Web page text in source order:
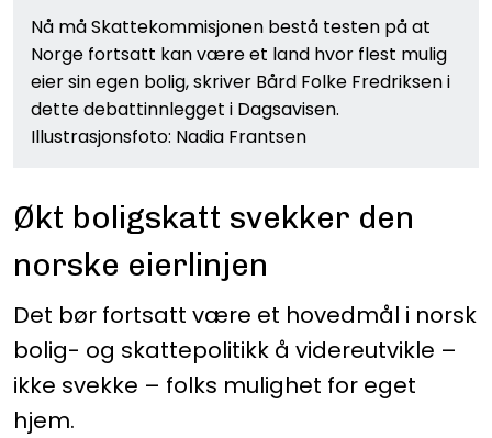
Nå må Skattekommisjonen bestå testen på at
Norge fortsatt kan være et land hvor flest mulig
eier sin egen bolig, skriver Bård Folke Fredriksen i
dette debattinnlegget i Dagsavisen.
Illustrasjonsfoto: Nadia Frantsen
Økt boligskatt svekker den
norske eierlinjen
Det bør fortsatt være et hovedmål i norsk
bolig- og skattepolitikk å videreutvikle –
ikke svekke – folks mulighet for eget
hjem.